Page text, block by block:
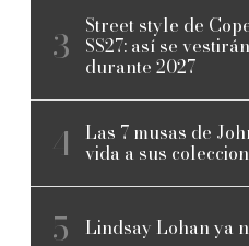
Street style de
SS27: así se
durante 2027
Las 7 musas de
vida a sus
Lindsay Lohan ya